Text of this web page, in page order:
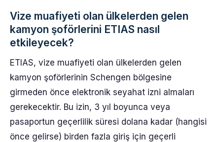
Vize muafiyeti olan ülkelerden gelen
kamyon şoförlerini ETIAS nasıl
etkileyecek?
ETIAS, vize muafiyeti olan ülkelerden gelen
kamyon şoförlerinin Schengen bölgesine
girmeden önce elektronik seyahat izni almaları
gerekecektir. Bu izin, 3 yıl boyunca veya
pasaportun geçerlilik süresi dolana kadar (hangisi
önce gelirse) birden fazla giriş için geçerli